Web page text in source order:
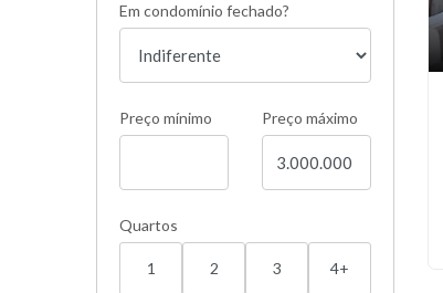
Em condomínio fechado?
Preço mínimo Preço máximo
Quartos
1 2 3 4+